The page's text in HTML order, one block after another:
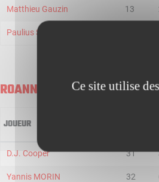
Matthieu Gauzin 13
Paulius Sorokas
ROANNE
JOUEUR
D.J. Cooper 31
Yannis MORIN 32
Ce site utilise